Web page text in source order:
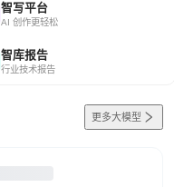
智写平台
AI 创作更轻松
智库报告
行业技术报告
更多大模型